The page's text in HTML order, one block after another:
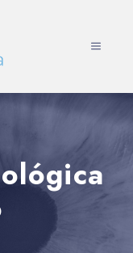
MENÚ